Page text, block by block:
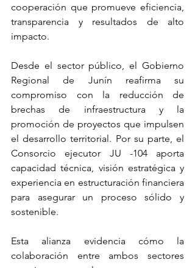
cooperación que promueve eficiencia,
transparencia y resultados de alto
impacto.
Desde el sector público, el Gobierno
Regional de Junín reafirma su
compromiso con la reducción de
brechas de infraestructura y la
promoción de proyectos que impulsen
el desarrollo territorial. Por su parte, el
Consorcio ejecutor JU -104 aporta
capacidad técnica, visión estratégica y
experiencia en estructuración financiera
para asegurar un proceso sólido y
sostenible.
Esta alianza evidencia cómo la
colaboración entre ambos sectores